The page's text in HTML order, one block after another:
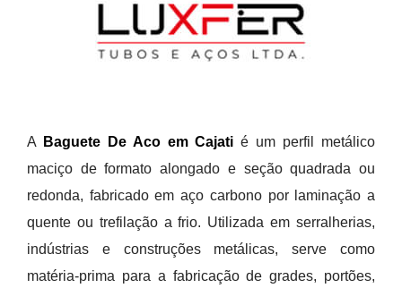
A Baguete De Aco em Cajati é um perfil metálico
maciço de formato alongado e seção quadrada ou
redonda, fabricado em aço carbono por laminação a
quente ou trefilação a frio. Utilizada em serralherias,
indústrias e construções metálicas, serve como
matéria-prima para a fabricação de grades, portões,